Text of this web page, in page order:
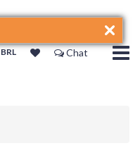
Chat